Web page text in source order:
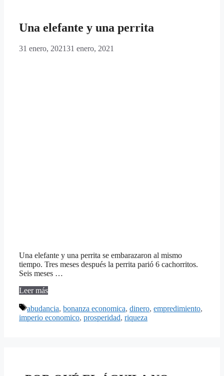
Una elefante y una perrita
31 enero, 202131 enero, 2021
Una elefante y una perrita se embarazaron al mismo
tiempo. Tres meses después la perrita parió 6 cachorritos.
Seis meses …
Leer más
Etiquetas
abudancia, bonanza economica, dinero, empredimiento,
imperio economico, prosperidad, riqueza